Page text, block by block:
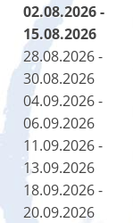
02.08.2026 -
15.08.2026
28.08.2026 -
30.08.2026
04.09.2026 -
06.09.2026
11.09.2026 -
13.09.2026
18.09.2026 -
20.09.2026